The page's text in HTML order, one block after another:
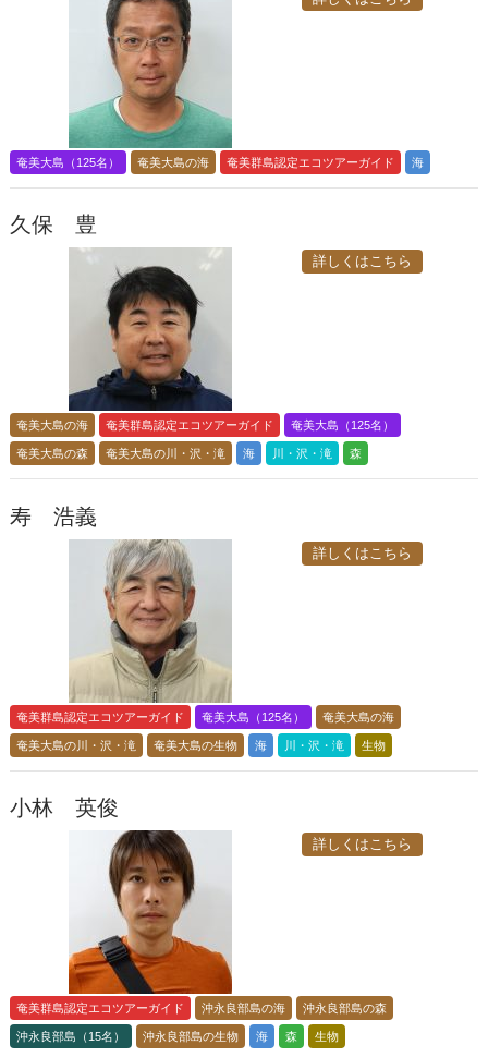
奄美大島（125名） 奄美大島の海 奄美群島認定エコツアーガイド 海
久保 豊
詳しくはこちら
奄美大島の海 奄美群島認定エコツアーガイド 奄美大島（125名）
奄美大島の森 奄美大島の川・沢・滝 海 川・沢・滝 森
寿 浩義
詳しくはこちら
奄美群島認定エコツアーガイド 奄美大島（125名） 奄美大島の海
奄美大島の川・沢・滝 奄美大島の生物 海 川・沢・滝 生物
小林 英俊
詳しくはこちら
奄美群島認定エコツアーガイド 沖永良部島の海 沖永良部島の森
沖永良部島（15名） 沖永良部島の生物 海 森 生物